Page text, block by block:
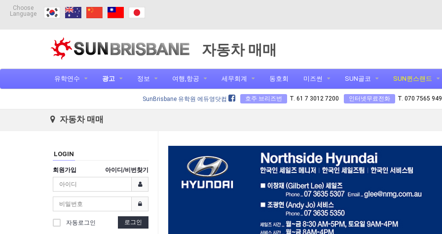
Choose
Language
자동차 매매
유학연수 광고 정보 여행,항공 세무회계 동호회 미즈썬 SUN골코 SUN퀸스랜드
SunBrisbane 유학원 에듀영닷컴 호주 브리즈번 T. 61 7 3012 7200 인터넷무료전화 T. 070 7565
자동차 매매
LOGIN
회원가입 아이디/비번찾기
자동로그인 로그인